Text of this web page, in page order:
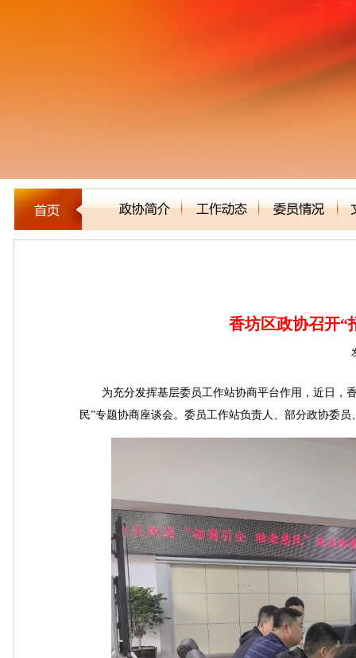
香坊区政协召开“
为充分发挥基层委员工作站协商平台作用，近日，香
民”专题协商座谈会。委员工作站负责人、部分政协委